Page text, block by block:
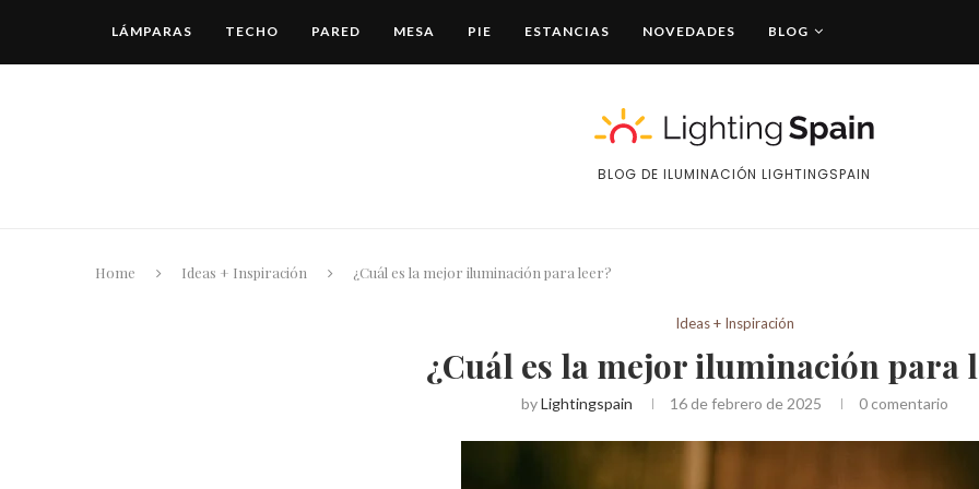
LÁMPARAS TECHO PARED MESA PIE ESTANCIAS NOVEDADES BLOG
BLOG DE ILUMINACIÓN LIGHTINGSPAIN
Home Ideas + Inspiración ¿Cuál es la mejor iluminación para leer?
Ideas + Inspiración
¿Cuál es la mejor iluminación para
byLightingspain 16 de febrero de 2025 0 comentario